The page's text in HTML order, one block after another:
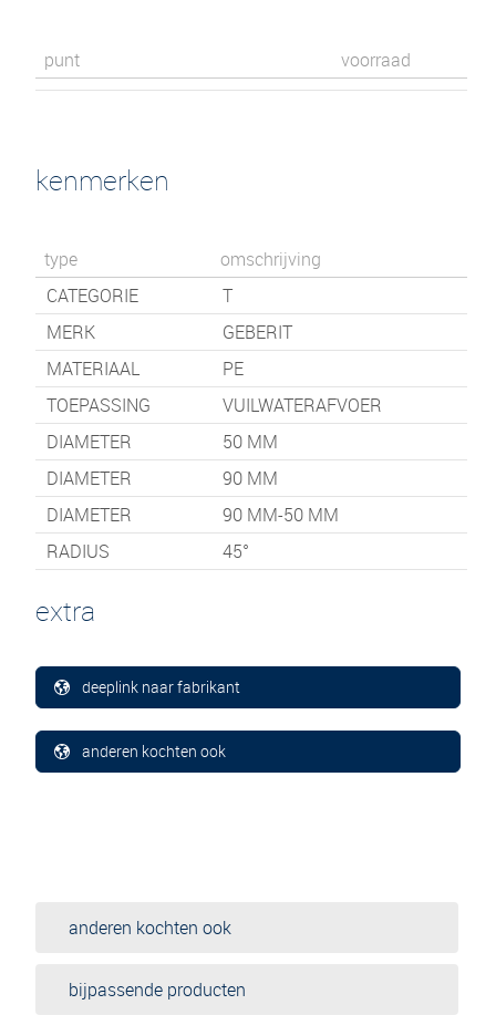
punt voorraad
kenmerken
type
omschrijving
CATEGORIE
T
MERK
GEBERIT
MATERIAAL
PE
TOEPASSING
VUILWATERAFVOER
DIAMETER
50 MM
DIAMETER
90 MM
DIAMETER
90 MM-50 MM
RADIUS
45°
extra
deeplink naar fabrikant
anderen kochten ook
anderen kochten ook
bijpassende producten